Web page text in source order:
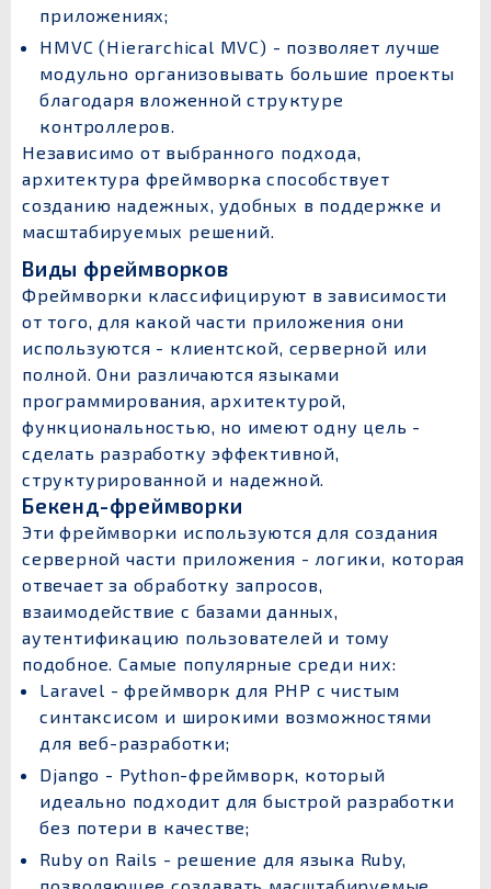
приложениях;
HMVC (Hierarchical MVC) - позволяет лучше
модульно организовывать большие проекты
благодаря вложенной структуре
контроллеров.
Независимо от выбранного подхода,
архитектура фреймворка способствует
созданию надежных, удобных в поддержке и
масштабируемых решений.
Виды фреймворков
Фреймворки классифицируют в зависимости
от того, для какой части приложения они
используются - клиентской, серверной или
полной. Они различаются языками
программирования, архитектурой,
функциональностью, но имеют одну цель -
сделать разработку эффективной,
структурированной и надежной.
Бекенд-фреймворки
Эти фреймворки используются для создания
серверной части приложения - логики, которая
отвечает за обработку запросов,
взаимодействие с базами данных,
аутентификацию пользователей и тому
подобное. Самые популярные среди них:
Laravel - фреймворк для PHP с чистым
синтаксисом и широкими возможностями
для веб-разработки;
Django - Python-фреймворк, который
идеально подходит для быстрой разработки
без потери в качестве;
Ruby on Rails - решение для языка Ruby,
позволяющее создавать масштабируемые